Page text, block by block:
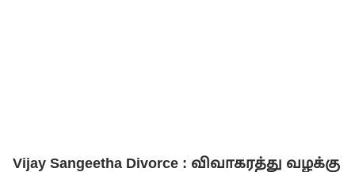
Vijay Sangeetha Divorce : விவாகரத்து வழக்கு